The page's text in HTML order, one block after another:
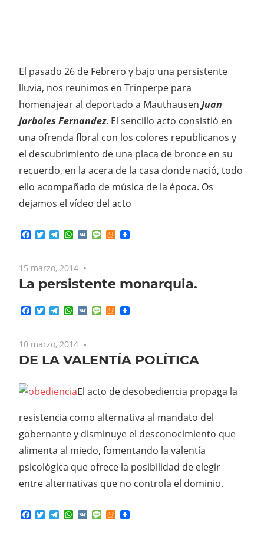
El pasado 26 de Febrero y bajo una persistente
lluvia, nos reunimos en Trinperpe para
homenajear al deportado a Mauthausen Juan
Jarboles Fernandez. El sencillo acto consistió en
una ofrenda floral con los colores republicanos y
el descubrimiento de una placa de bronce en su
recuerdo, en la acera de la casa donde nació, todo
ello acompañado de música de la época. Os
dejamos el vídeo del acto
Facebook
TwitterTelegram
WhatsApp
VK MessageMeneame
15 marzo, 2014
La persistente monarquia.
Facebook
TwitterTelegram
WhatsApp
VK MessageMeneame
10 marzo, 2014
DE LA VALENTÍA POLÍTICA
El acto de desobediencia propaga la
resistencia como alternativa al mandato del
gobernante y disminuye el desconocimiento que
alimenta al miedo, fomentando la valentía
psicológica que ofrece la posibilidad de elegir
entre alternativas que no controla el dominio.
Facebook
TwitterTelegram
WhatsApp
VK MessageMeneame